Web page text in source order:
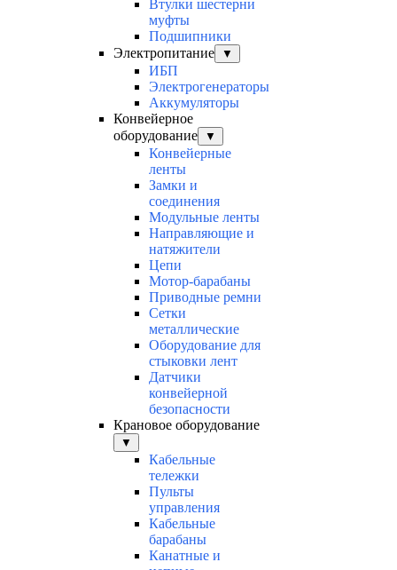
Втулки шестерни
муфты
Подшипники
Электропитание
▼
ИБП
Электрогенераторы
Аккумуляторы
Конвейерное
оборудование
▼
Конвейерные
ленты
Замки и
соединения
Модульные ленты
Направляющие и
натяжители
Цепи
Мотор-барабаны
Приводные ремни
Сетки
металлические
Оборудование для
стыковки лент
Датчики
конвейерной
безопасности
Крановое оборудование
▼
Кабельные
тележки
Пульты
управления
Кабельные
барабаны
Канатные и